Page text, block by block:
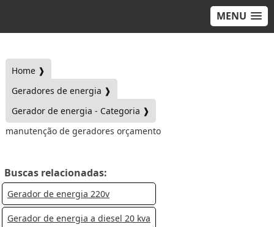
MENU
Home ❱
Geradores de energia ❱
Gerador de energia - Categoria ❱
manutenção de geradores orçamento
Buscas relacionadas:
Gerador de energia 220v
Gerador de energia a diesel 20 kva